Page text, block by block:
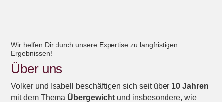
Wir helfen Dir durch unsere Expertise zu langfristigen
Ergebnissen!
Über uns
Volker und Isabell beschäftigen sich seit über 10 Jahren
mit dem Thema Übergewicht und insbesondere, wie